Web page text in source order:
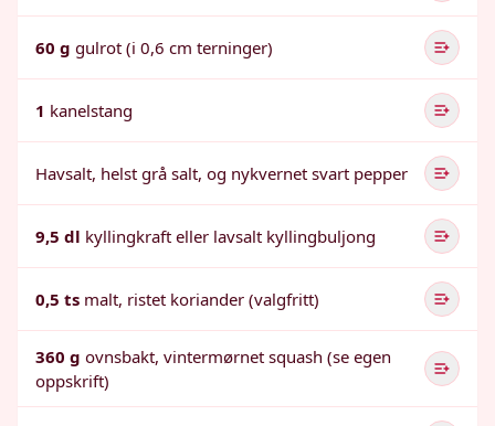
60 g gulrot (i 0,6 cm terninger)
1 kanelstang
Havsalt, helst grå salt, og nykvernet svart pepper
9,5 dl kyllingkraft eller lavsalt kyllingbuljong
0,5 ts malt, ristet koriander (valgfritt)
360 g ovnsbakt, vintermørnet squash (se egen
oppskrift)